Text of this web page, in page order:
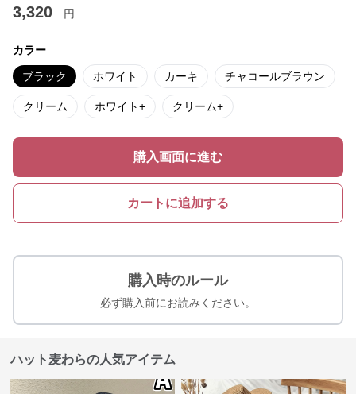
3,320 円
カラー
ブラック ホワイト カーキ チャコールブラウン
クリーム ホワイト+ クリーム+
購入画面に進む
カートに追加する
購入時のルール
必ず購入前にお読みください。
ハット麦わらの人気アイテム